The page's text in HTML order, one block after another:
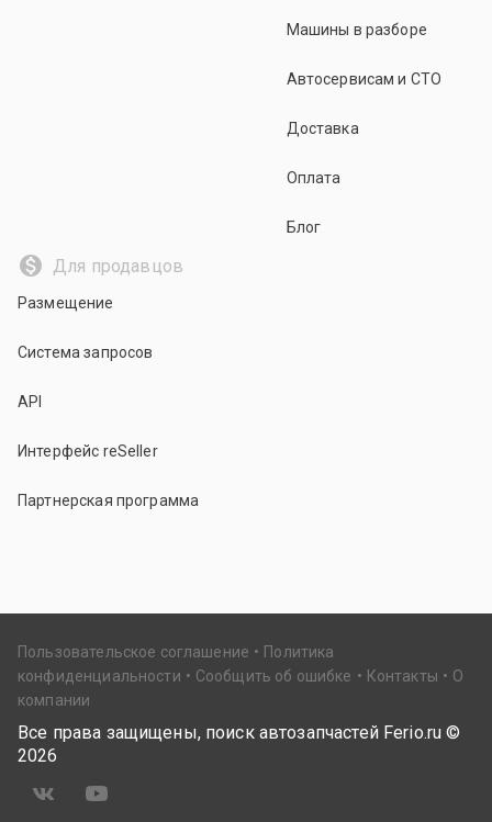
Машины в разборе
Автосервисам и СТО
Доставка
Оплата
Блог
Для продавцов
Размещение
Система запросов
API
Интерфейс reSeller
Партнерская программа
Пользовательское соглашение
Политика
конфиденциальности
Сообщить об ошибке Контакты
О
компании
Все права защищены, поиск автозапчастей Ferio.ru ©
2026